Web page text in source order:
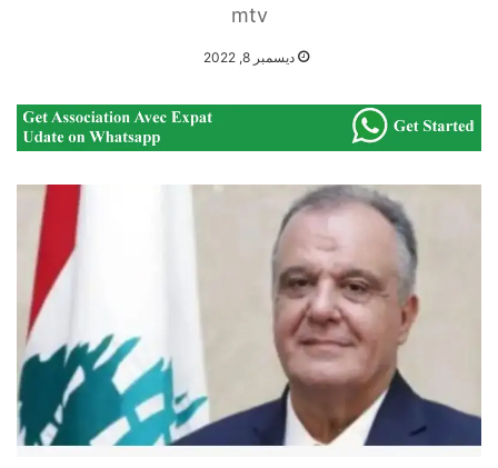
mtv
ديسمبر 8, 2022